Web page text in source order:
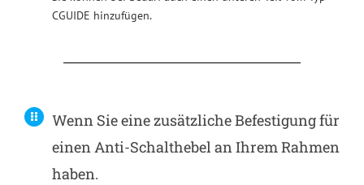
CGUIDE hinzufügen.
Wenn Sie eine zusätzliche Befestigung für
einen Anti-Schalthebel an Ihrem Rahmen
haben.